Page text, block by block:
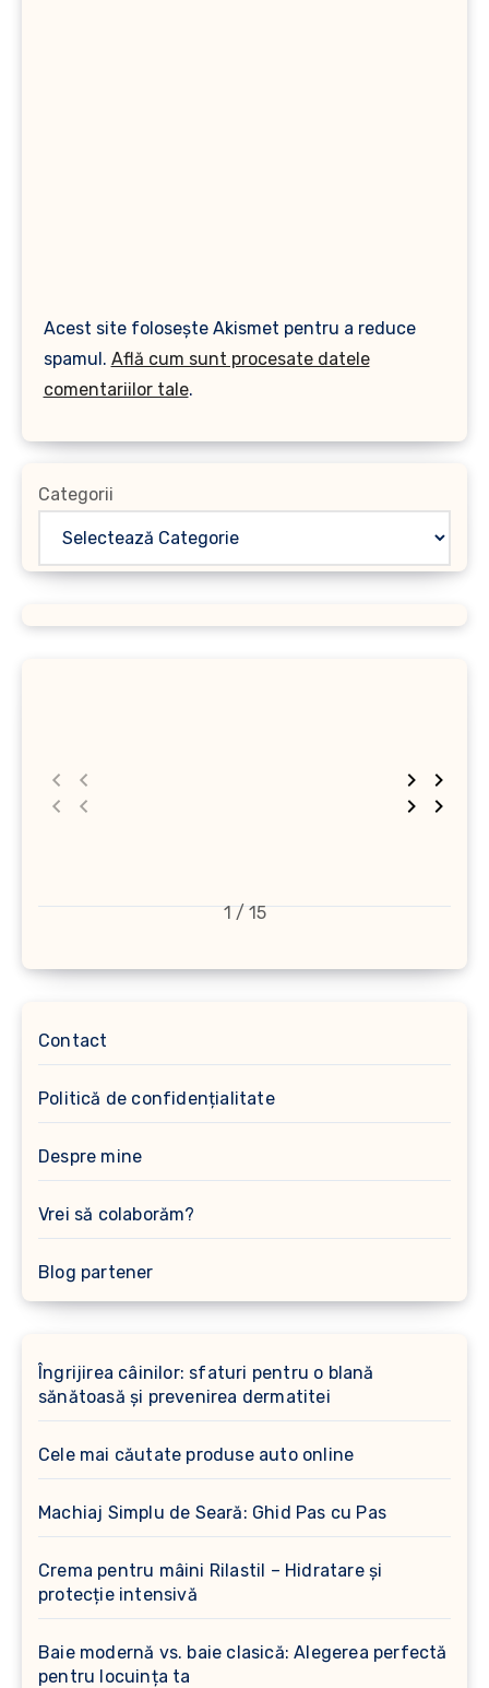
Acest site folosește Akismet pentru a reduce
spamul. Află cum sunt procesate datele
comentariilor tale.
Categorii
1 / 15
Contact
Politică de confidențialitate
Despre mine
Vrei să colaborăm?
Blog partener
Îngrijirea câinilor: sfaturi pentru o blană
sănătoasă și prevenirea dermatitei
Cele mai căutate produse auto online
Machiaj Simplu de Seară: Ghid Pas cu Pas
Crema pentru mâini Rilastil – Hidratare și
protecție intensivă
Baie modernă vs. baie clasică: Alegerea perfectă
pentru locuința ta